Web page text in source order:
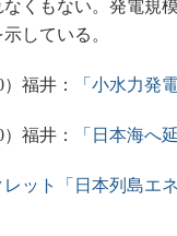
なくもない。発電規
している。
福井： 「小水力発
福井： 「日本海へ
レット「日本列島